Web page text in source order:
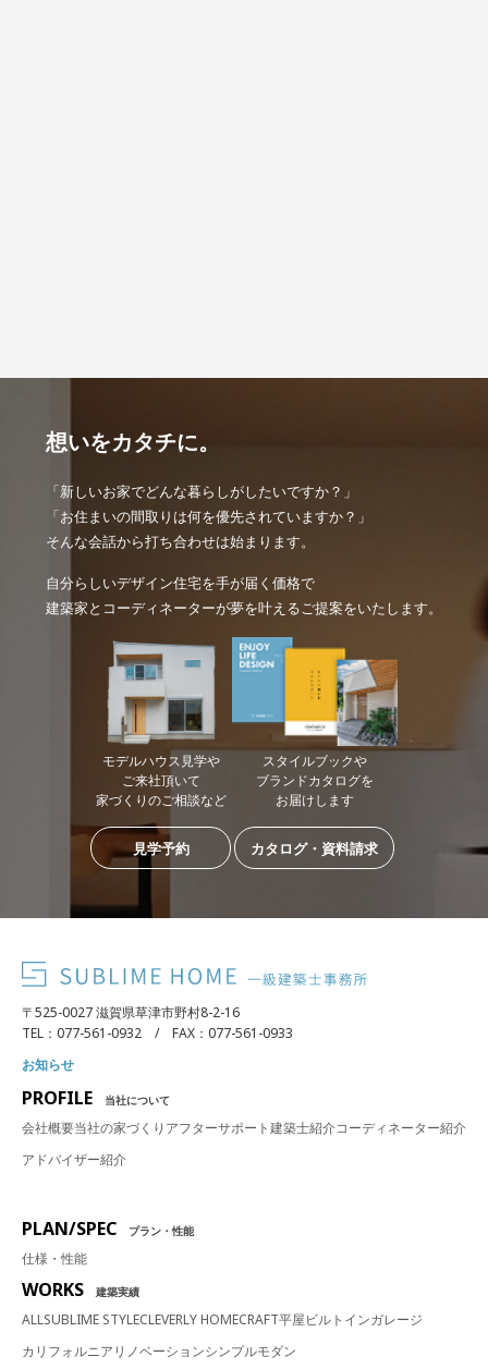
想いをカタチに。
「新しいお家でどんな暮らしがしたいですか？」
「お住まいの間取りは何を優先されていますか？」
そんな会話から打ち合わせは始まります。
自分らしいデザイン住宅を手が届く価格で
建築家とコーディネーターが夢を叶えるご提案をいたします。
モデルハウス見学や
ご来社頂いて
家づくりのご相談など
見学予約
スタイルブックや
ブランドカタログを
お届けします
カタログ・資料請求
〒525-0027 滋賀県草津市野村8-2-16
TEL：077-561-0932 / FAX：077-561-0933
お知らせ
PROFILE 当社について
会社概要当社の家づくり アフターサポート建築士紹介コーディネーター紹介
アドバイザー紹介
PLAN/SPEC プラン・性能
仕様・性能
WORKS 建築実績
ALLSUBLIME STYLECLEVERLY HOMECRAFT平屋ビルトインガレージ
カリフォルニア リノベーションシンプルモダン